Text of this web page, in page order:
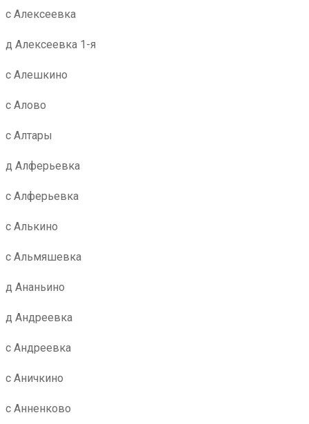
с Алексеевка
д Алексеевка 1-я
с Алешкино
с Алово
с Алтары
д Алферьевка
с Алферьевка
с Алькино
с Альмяшевка
д Ананьино
д Андреевка
с Андреевка
с Аничкино
с Анненково